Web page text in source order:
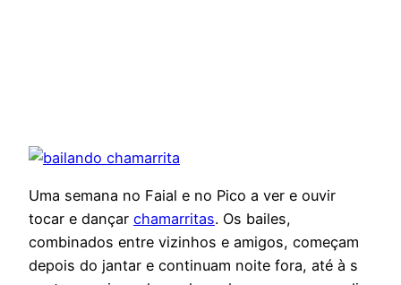
Uma semana no Faial e no Pico a ver e ouvir
tocar e dançar chamarritas. Os bailes,
combinados entre vizinhos e amigos, começam
depois do jantar e continuam noite fora, até à s